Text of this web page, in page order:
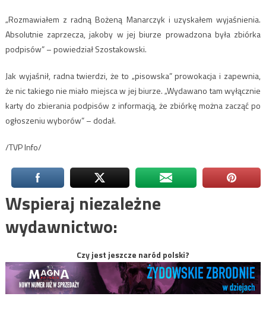
„Rozmawiałem z radną Bożeną Manarczyk i uzyskałem wyjaśnienia.
Absolutnie zaprzecza, jakoby w jej biurze prowadzona była zbiórka
podpisów” – powiedział Szostakowski.
Jak wyjaśnił, radna twierdzi, że to „pisowska” prowokacja i zapewnia,
że nic takiego nie miało miejsca w jej biurze. „Wydawano tam wyłącznie
karty do zbierania podpisów z informacją, że zbiórkę można zacząć po
ogłoszeniu wyborów” – dodał.
/TVP Info/
Wspieraj niezależne
wydawnictwo:
Czy jest jeszcze naród polski?